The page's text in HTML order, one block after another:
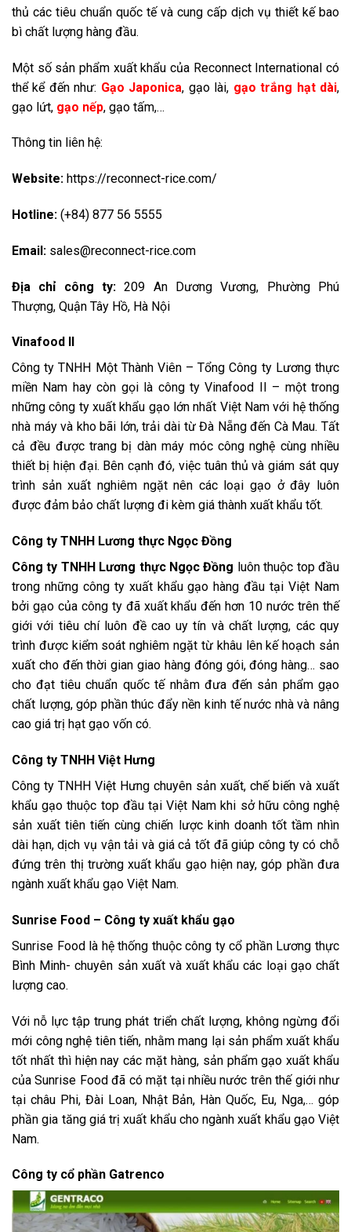
thủ các tiêu chuẩn quốc tế và cung cấp dịch vụ thiết kế bao
bì chất lượng hàng đầu.
Một số sản phẩm xuất khẩu của Reconnect International có
thể kể đến như: Gạo Japonica, gạo lài, gạo trắng hạt dài,
gạo lứt, gạo nếp, gạo tấm,…
Thông tin liên hệ:
Website: https://reconnect-rice.com/
Hotline: (+84) 877 56 5555
Email: sales@reconnect-rice.com
Địa chỉ công ty: 209 An Dương Vương, Phường Phú
Thượng, Quận Tây Hồ, Hà Nội
Vinafood II
Công ty TNHH Một Thành Viên – Tổng Công ty Lương thực
miền Nam hay còn gọi là công tyVinafood II – một trong
những công ty xuất khẩu gạo lớn nhất Việt Nam với hệ thống
nhà máy và kho bãi lớn, trải dài từ Đà Nẵng đến Cà Mau. Tất
cả đều được trang bị dàn máy móc công nghệ cùng nhiều
thiết bị hiện đại. Bên cạnh đó, việc tuân thủ và giám sát quy
trình sản xuất nghiêm ngặt nên các loại gạo ở đây luôn
được đảm bảo chất lượng đi kèm giá thành xuất khẩu tốt.
Công ty TNHH Lương thực Ngọc Đồng
Công ty TNHH Lương thực Ngọc Đồng luôn thuộc top đầu
trong những công ty xuất khẩu gạo hàng đầu tại Việt Nam
bởi gạo của công ty đã xuất khẩu đến hơn 10 nước trên thế
giới với tiêu chí luôn đề cao uy tín và chất lượng, các quy
trình được kiểm soát nghiêm ngặt từ khâu lên kế hoạch sản
xuất cho đến thời gian giao hàng đóng gói, đóng hàng… sao
cho đạt tiêu chuẩn quốc tế nhằm đưa đến sản phẩm gạo
chất lượng, góp phần thúc đẩy nền kinh tế nước nhà và nâng
cao giá trị hạt gạo vốn có.
Công ty TNHH Việt Hưng
Công ty TNHH Việt Hưng chuyên sản xuất, chế biến và xuất
khẩu gạo thuộc top đầu tại Việt Nam khi sở hữu công nghệ
sản xuất tiên tiến cùng chiến lược kinh doanh tốt tầm nhìn
dài hạn, dịch vụ vận tải và giá cả tốt đã giúp công ty có chỗ
đứng trên thị trường xuất khẩu gạo hiện nay, góp phần đưa
ngành xuất khẩu gạo Việt Nam.
Sunrise Food – Công ty xuất khẩu gạo
Sunrise Food là hệ thống thuộc công ty cổ phần Lương thực
Bình Minh- chuyên sản xuất và xuất khẩu các loại gạo chất
lượng cao.
Với nỗ lực tập trung phát triển chất lượng, không ngừng đổi
mới công nghệ tiên tiến, nhằm mang lại sản phẩm xuất khẩu
tốt nhất thì hiện nay các mặt hàng, sản phẩm gạo xuất khẩu
của Sunrise Food đã có mặt tại nhiều nước trên thế giới như
tại châu Phi, Đài Loan, Nhật Bản, Hàn Quốc, Eu, Nga,… góp
phần gia tăng giá trị xuất khẩu cho ngành xuất khẩu gạo Việt
Nam.
Công ty cổ phần Gatrenco